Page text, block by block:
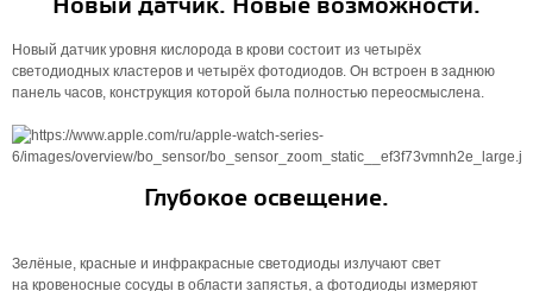
Новый датчик. Новые возможности.
Новый датчик уровня кислорода в крови состоит из четырёх
светодиодных кластеров и четырёх фотодиодов. Он встроен в заднюю
панель часов, конструкция которой была полностью переос­мыс­лена.
Глубокое освещение.
Зелёные, красные и инфракрасные светодиоды излучают свет
на кровеносные сосуды в области запястья, а фотодиоды измеряют